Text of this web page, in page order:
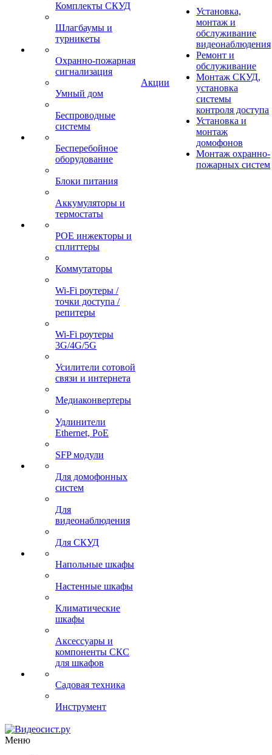
Комплекты СКУД
Шлагбаумы и
турникеты
Охранно-пожарная
сигнализация
Умный дом
Беспроводные
системы
Бесперебойное
оборудование
Блоки питания
Аккумуляторы и
термостаты
POE инжекторы и
сплиттеры
Коммутаторы
Wi-Fi роутеры /
точки доступа /
репитеры
Wi-Fi роутеры
3G/4G/5G
Усилители сотовой
связи и интернета
Медиаконвертеры
Удлинители
Ethernet, PoE
SFP модули
Для домофонных
систем
Для
видеонаблюдения
Для СКУД
Напольные шкафы
Настенные шкафы
Климатические
шкафы
Аксессуары и
компоненты СКС
для шкафов
Садовая техника
Инструмент
Акции
Установка,
монтаж и
обслуживание
видеонаблюдения
Ремонт и
обслуживание
Монтаж СКУД,
установка
системы
контроля доступа
Установка и
монтаж
домофонов
Монтаж охранно-
пожарных систем
Меню